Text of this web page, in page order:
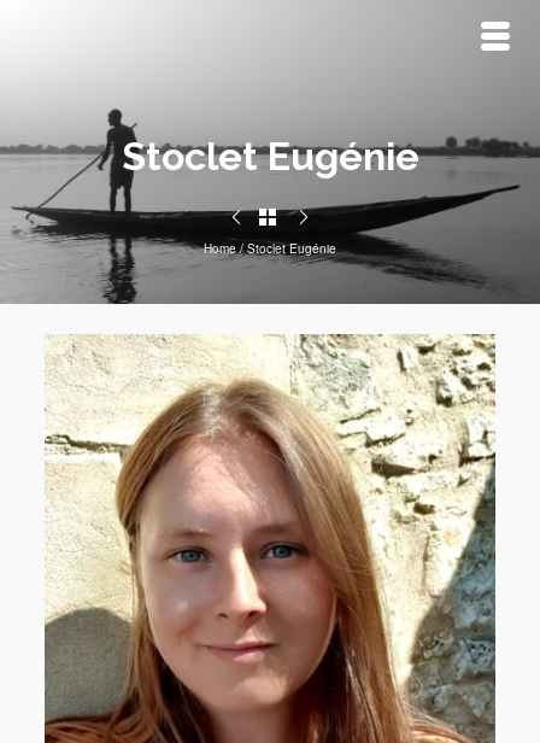
Stoclet Eugénie
Home / Stoclet Eugénie